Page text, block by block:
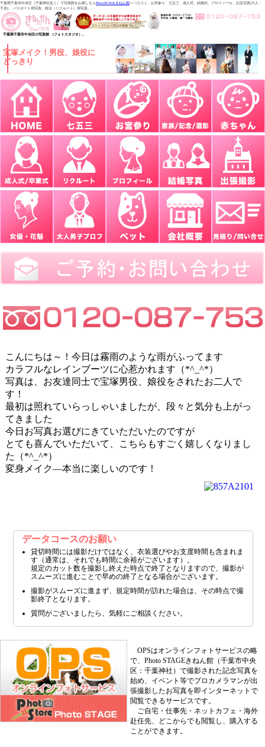
千葉県千葉市中央区（千葉神社近く）で写真館をお探しならPhotoSTAGEきねん館へ！口コミ、お宮参り、七五三、成人式、結婚式、プロフィール、記念写真(大人・
子供) 、パスポート用写真、就活（リクルート）用写真。
千葉県千葉市中央区の写真館 （フォトスタジオ）。
宝塚メイク！男役、娘役に
どっきり
こんにちは～！今日は霧雨のような雨がふってます
カラフルなレインブーツに心惹かれます（*^_^*）
写真は、お友達同士で宝塚男役、娘役をされたお二人で
す！
最初は照れていらっしゃいましたが、段々と気分も上がっ
てきました
今日お写真お選びにきていただいたのですが
とても喜んでいただいて、こちらもすごく嬉しくなりまし
た（*^_^*）
変身メイク―本当に楽しいのです！
データコースのお願い
貸切時間には撮影だけではなく、衣装選びやお支度時間も含まれま
す（通常は、それでも時間に余裕がございます）。
規定のカット数を撮影し終えた時点で終了となりますので、撮影が
スムーズに進むことで早めの終了となる場合がございます。
撮影がスムーズに進まず、規定時間が訪れた場合は、その時点で撮
影終了となります。
質問がございましたら、気軽にご相談ください。
OPSはオンラインフォトサービスの略
で、Photo STAGEきねん館（千葉市中央
区：千葉神社）で撮影された記念写真を
始め、イベント等でプロカメラマンが出
張撮影したお写真を即インターネットで
閲覧できるサービスです。
ご自宅・仕事先・ネットカフェ・海外
赴任先、どこからでも閲覧し、購入する
ことができます。